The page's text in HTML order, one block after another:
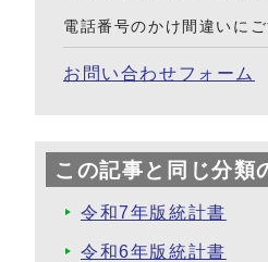
電話番号のかけ間違いにご
お問い合わせフォーム
この記事と同じ分類
令和7年版統計書
令和6年版統計書